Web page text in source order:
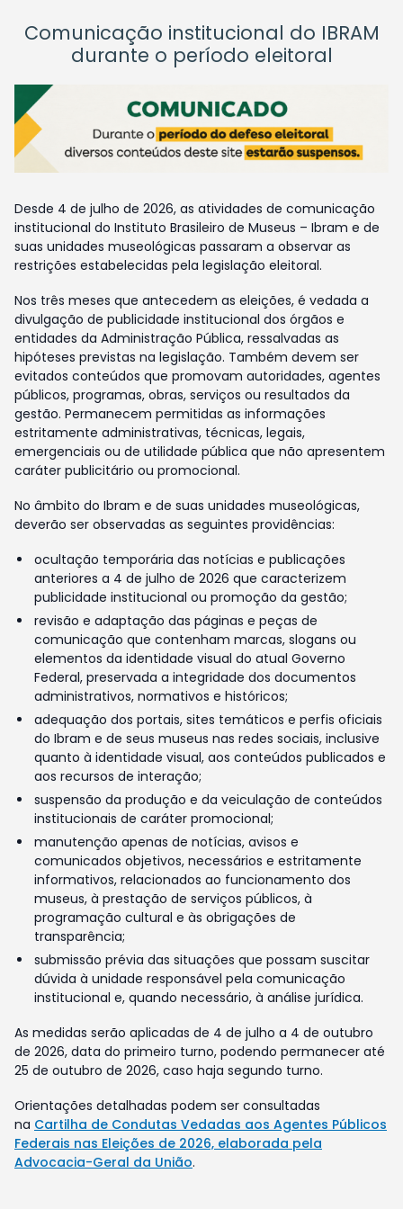
Comunicação institucional do IBRAM
durante o período eleitoral
Desde 4 de julho de 2026, as atividades de comunicação
institucional do Instituto Brasileiro de Museus – Ibram e de
suas unidades museológicas passaram a observar as
restrições estabelecidas pela legislação eleitoral.
Nos três meses que antecedem as eleições, é vedada a
divulgação de publicidade institucional dos órgãos e
entidades da Administração Pública, ressalvadas as
hipóteses previstas na legislação. Também devem ser
evitados conteúdos que promovam autoridades, agentes
públicos, programas, obras, serviços ou resultados da
gestão. Permanecem permitidas as informações
estritamente administrativas, técnicas, legais,
emergenciais ou de utilidade pública que não apresentem
caráter publicitário ou promocional.
No âmbito do Ibram e de suas unidades museológicas,
deverão ser observadas as seguintes providências:
ocultação temporária das notícias e publicações
anteriores a 4 de julho de 2026 que caracterizem
publicidade institucional ou promoção da gestão;
revisão e adaptação das páginas e peças de
comunicação que contenham marcas, slogans ou
elementos da identidade visual do atual Governo
Federal, preservada a integridade dos documentos
administrativos, normativos e históricos;
adequação dos portais, sites temáticos e perfis oficiais
do Ibram e de seus museus nas redes sociais, inclusive
quanto à identidade visual, aos conteúdos publicados e
aos recursos de interação;
suspensão da produção e da veiculação de conteúdos
institucionais de caráter promocional;
manutenção apenas de notícias, avisos e
comunicados objetivos, necessários e estritamente
informativos, relacionados ao funcionamento dos
museus, à prestação de serviços públicos, à
programação cultural e às obrigações de
transparência;
submissão prévia das situações que possam suscitar
dúvida à unidade responsável pela comunicação
institucional e, quando necessário, à análise jurídica.
As medidas serão aplicadas de 4 de julho a 4 de outubro
de 2026, data do primeiro turno, podendo permanecer até
25 de outubro de 2026, caso haja segundo turno.
Orientações detalhadas podem ser consultadas
na Cartilha de Condutas Vedadas aos Agentes Públicos
Federais nas Eleições de 2026, elaborada pela
Advocacia-Geral da União.